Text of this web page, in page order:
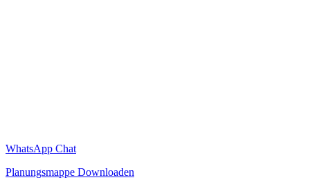
WhatsApp Chat
Planungsmappe Downloaden